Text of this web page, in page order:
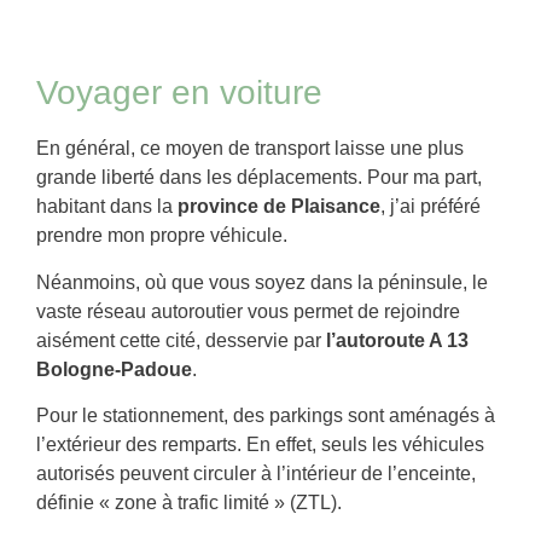
Voyager en voiture
En général, ce moyen de transport laisse une plus
grande liberté dans les déplacements. Pour ma part,
habitant dans la province de Plaisance, j’ai préféré
prendre mon propre véhicule.
Néanmoins, où que vous soyez dans la péninsule, le
vaste réseau autoroutier vous permet de rejoindre
aisément cette cité, desservie par l’autoroute A 13
Bologne-Padoue.
Pour le stationnement, des parkings sont aménagés à
l’extérieur des remparts. En effet, seuls les véhicules
autorisés peuvent circuler à l’intérieur de l’enceinte,
définie « zone à trafic limité » (ZTL).